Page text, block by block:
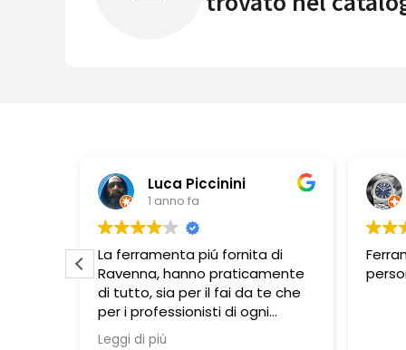
piú fornita di
praticamente
il fai da te che
Pbbonano
Ferramenta ben fornita,
personale molto disponibile.